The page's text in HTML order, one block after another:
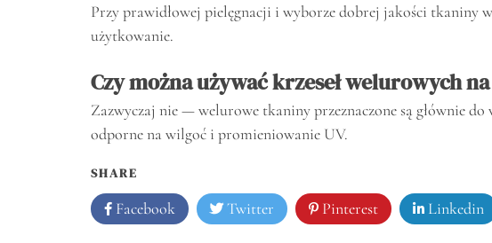
Przy prawidłowej pielęgnacji i wyborze dobrej jakości tkaniny
użytkowanie.
Czy można używać krzeseł welurowych
Zazwyczaj nie — welurowe tkaniny przeznaczone są głównie do
odporne na wilgoć i promieniowanie UV.
SHARE
Facebook Twitter Pinterest Linkedin